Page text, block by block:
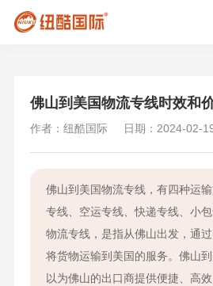
佛山到美国物流专线时效和
作者：纽酷国际 日期：2024-02-
佛山到美国物流专线，有四种运
专线、空运专线、快递专线、小
物流专线，是指从佛山出发，通
将货物运输到美国的服务。佛山
以为佛山的出口商提供便捷、高